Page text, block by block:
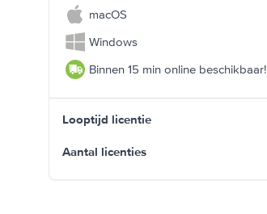
macOS
Windows
Binnen 15 min online beschikbaar!
Looptijd licentie
Aantal licenties